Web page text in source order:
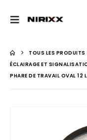
TOUS LES PRODUITS
ÉCLAIRAGE ET
PHARE DE TRAVAIL OVAL 12